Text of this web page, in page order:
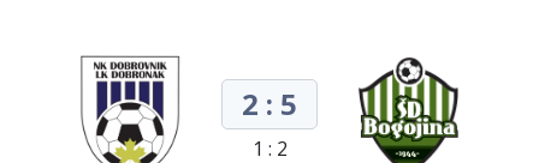
2 : 5
1 : 2